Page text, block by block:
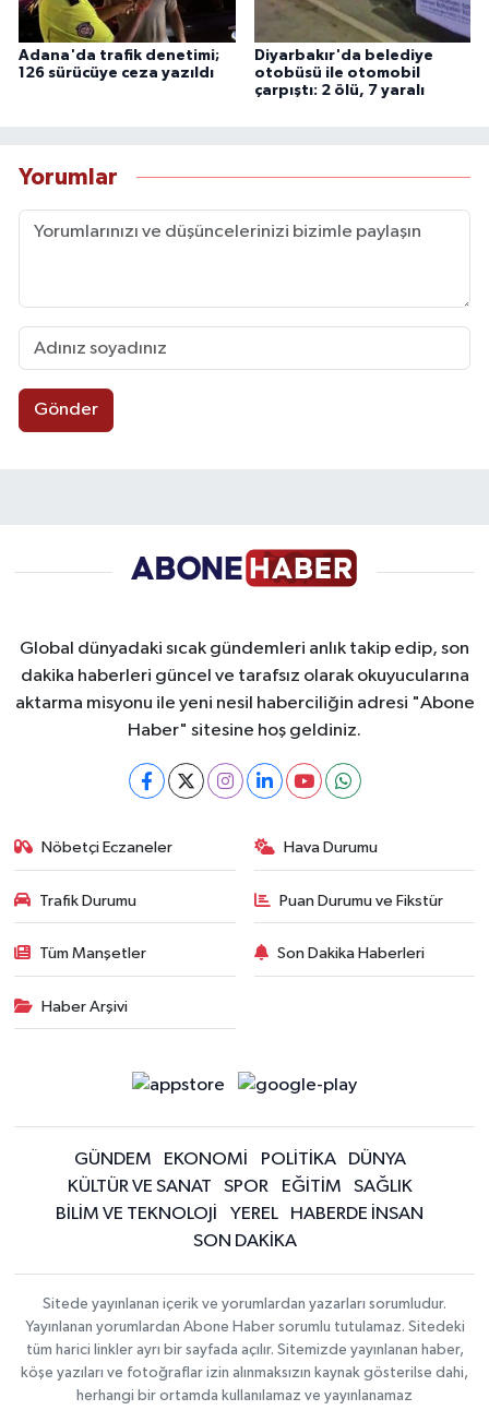
Adana'da trafik denetimi;
126 sürücüye ceza yazıldı
Diyarbakır'da belediye
otobüsü ile otomobil
çarpıştı: 2 ölü, 7 yaralı
Yorumlar
Gönder
Global dünyadaki sıcak gündemleri anlık takip edip, son
dakika haberleri güncel ve tarafsız olarak okuyucularına
aktarma misyonu ile yeni nesil haberciliğin adresi "Abone
Haber" sitesine hoş geldiniz.
Nöbetçi Eczaneler Hava Durumu
Trafik Durumu Puan Durumu ve Fikstür
Tüm Manşetler Son Dakika Haberleri
Haber Arşivi
GÜNDEM EKONOMİ POLİTİKA
DÜNYA
KÜLTÜR VE SANAT
SPOR EĞİTİM
SAĞLIK
BİLİM VE TEKNOLOJİ
YEREL
HABERDE İNSAN
SON DAKİKA
Sitede yayınlanan içerik ve yorumlardan yazarları sorumludur.
Yayınlanan yorumlardan Abone Haber sorumlu tutulamaz. Sitedeki
tüm harici linkler ayrı bir sayfada açılır. Sitemizde yayınlanan haber,
köşe yazıları ve fotoğraflar izin alınmaksızın kaynak gösterilse dahi,
herhangi bir ortamda kullanılamaz ve yayınlanamaz